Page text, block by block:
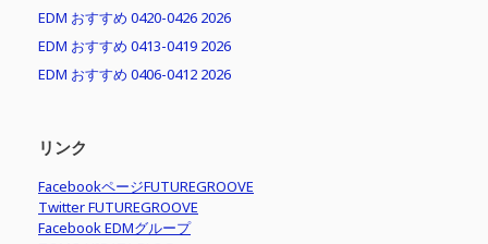
EDM おすすめ 0420-0426 2026
EDM おすすめ 0413-0419 2026
EDM おすすめ 0406-0412 2026
リンク
FacebookページFUTUREGROOVE
Twitter FUTUREGROOVE
Facebook EDMグループ